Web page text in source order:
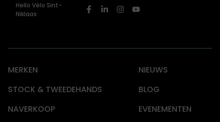
Hello Vélo Sint-
Niklaas
MERKEN
NIEUWS
STOCK & TWEEDEHANDS
BLOG
NAVERKOOP
EVENEMENTEN